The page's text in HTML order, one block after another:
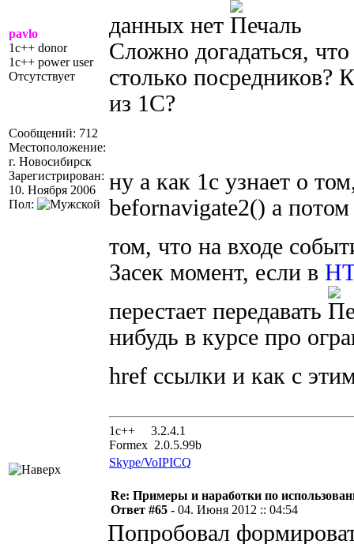
pavlo
1c++ donor
1c++ power user
Отсутствует
Сообщений: 712
Местоположение:
г. Новосибирск
Зарегистрирован:
10. Ноября 2006
Пол:
данных нет
Сложно догадаться,
столько посредников?
из 1С?
ну а как 1с узнает о
befornavigate2() а
том, что на входе
Засек момент, если в
перестает передавать
нибудь в курсе про
href ссылки и как с
1с++ 3.2.4.1
Formex 2.0.5.99b
Skype/VoIPICQ
Re: Примеры и наработки по
Ответ #65 - 04. Июня 2012 :: 04:54
Попробовал